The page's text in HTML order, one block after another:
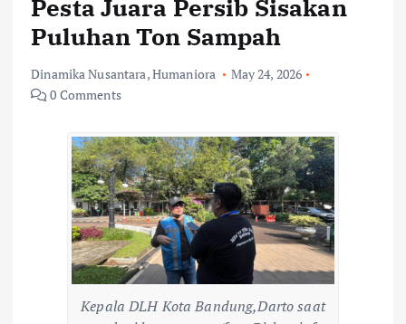
Pesta Juara Persib Sisakan
Puluhan Ton Sampah
Dinamika Nusantara,Humaniora
May 24, 2026
0 Comments
Kepala DLH Kota Bandung,Darto saat